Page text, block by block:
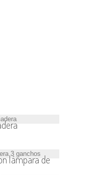
lámpara de